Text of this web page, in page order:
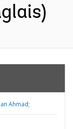
Ahmad;